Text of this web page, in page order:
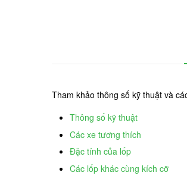
Tham khảo thông số kỹ thuật và
Thông số kỹ thuật
Các xe tương thích
Đặc tính của lốp
Các lốp khác cùng kích cỡ